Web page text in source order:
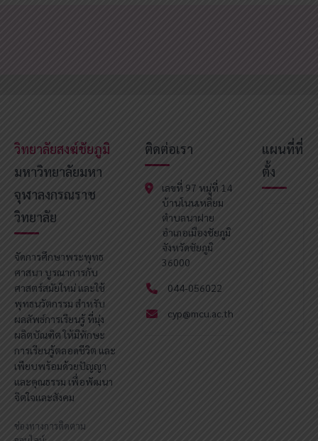
วิทยาลัยสงฆ์ชัยภูมิ
มหาวิทยาลัยมหา
จุฬาลงกรณราช
วิทยาลัย
จัดการศึกษาพระพุทธ
ศาสนา บูรณาการกับ
ศาสตร์สมัยใหม่ และใช้
พุทธนวัตกรรม สำหรับ
ผลลัพธ์การเรียนรู้ ที่มุ่ง
ผลิตบัณฑิต ให้มีทักษะ
การเรียนรู้ตลอดชีวิต และ
เพียบพร้อมด้วยปัญญา
และคุณธรรม เพื่อพัฒนา
จิตใจและสังคม
ช่องทางการติดตาม
ติดต่อเรา
เลขที่ 97 หมู่ที่ 14
บ้านโนนเหลี่ยม
ตำบลนาฝาย
อำเภอเมืองชัยภูมิ
จังหวัดชัยภูมิ
36000
044-056022
cyp@mcu.ac.th
แผนที่ที่
ตั้ง